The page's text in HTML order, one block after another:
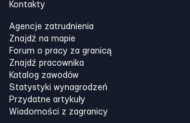
Kontakty
Agencje zatrudnienia
Znajdź na mapie
Forum o pracy za granicą
Znajdź pracownika
Katalog zawodów
Statystyki wynagrodzeń
Przydatne artykuły
Wiadomości z zagranicy